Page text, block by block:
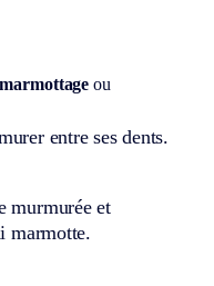
marmottage ou
entre ses dents.
murmurée et
marmotte.